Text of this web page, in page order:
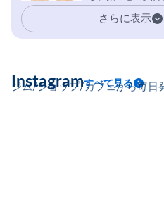
イマーの指を本気
さらに表示
ジム/ショップ/カフェから毎日
Instagramすべて見る